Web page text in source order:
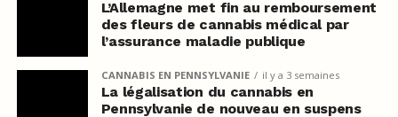
L’Allemagne met fin au remboursement
des fleurs de cannabis médical par
l’assurance maladie publique
CANNABIS EN PENNSYLVANIE il y a 3 semaines
La légalisation du cannabis en
Pennsylvanie de nouveau en suspens